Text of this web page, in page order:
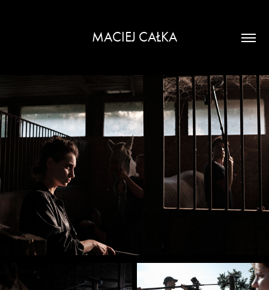
MACIEJ CAŁKA